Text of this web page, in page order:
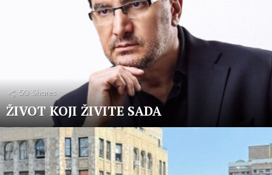
50 Shares
ŽIVOT KOJI ŽIVITE SADA